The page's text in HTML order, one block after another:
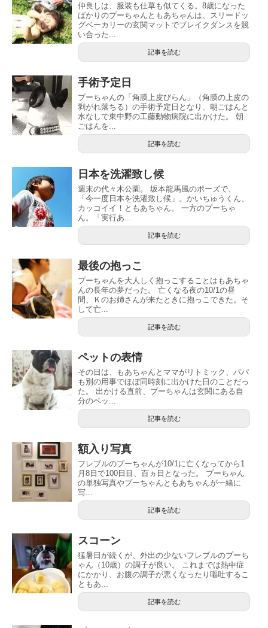
仲良しは、服装も仕草も似てくる。8歳になった
ばかりのプーちゃんともあちゃんは、スリードッ
グベーカリーの玄関マットでブレイクダンスを競
い合った...
記事を読む
手術予定日
プーちゃんの「角膜上皮びらん」（角膜の上皮の
剥がれ落ちる）の手術予定日となり、朝ごはんと
水なしで東中野の工藤動物病院に出かけた。 朝
ごはんを...
記事を読む
日本を洗濯致し候
週末の代々木公園。 坂本龍馬風のポーズで、
「今一度日本を洗濯致し候」。かいちゅうくん、
カッコイイ！ともあちゃん。 一方のプーちゃ
ん。「実行あ...
記事を読む
最後の抱っこ
プーちゃんを大人しく抱っこすることはもあちゃ
んの長年の夢だった。 亡くなる夜の10/1の昼
間、Ｋのお姉さんが来たときに抱っこできた。そ
して亡...
記事を読む
ペットの表情
その日は、もあちゃんとママがリトミック、パパ
も別の用事でほぼ同時刻に出かけた日のことだっ
た。 出かける直前、プーちゃんは玄関にある自
分のベッ...
記事を読む
額入り写真
フレブルのプーちゃんが10/1に亡くなってから1
月8日で100日目、百ヵ日となった。 プーちゃん
の単独写真やプーちゃんともあちゃんが一緒に
写...
記事を読む
スコーン
猛暑日が続くが、外出の少ないフレブルのプーち
ゃん（10歳）の調子が良い。 これまでは熱中症
にかかり、お腹の調子が悪くなったり嘔吐するこ
ともあ...
記事を読む